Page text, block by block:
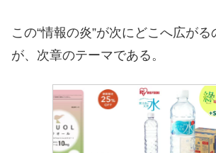
この“情報の炎”が次にどこへ広が
が、次章のテーマである。